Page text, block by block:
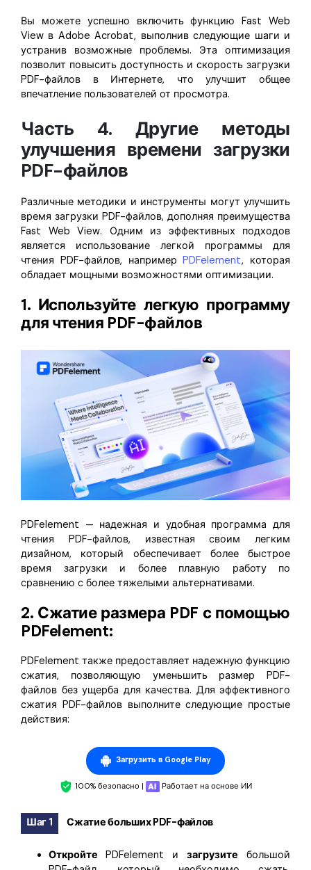
Вы можете успешно включить функцию Fast Web
View в Adobe Acrobat, выполнив следующие шаги и
устранив возможные проблемы. Эта оптимизация
позволит повысить доступность и скорость загрузки
PDF-файлов в Интернете, что улучшит общее
впечатление пользователей от просмотра.
Часть 4. Другие методы
улучшения времени загрузки
PDF-файлов
Различные методики и инструменты могут улучшить
время загрузки PDF-файлов, дополняя преимущества
Fast Web View. Одним из эффективных подходов
является использование легкой программы для
чтения PDF-файлов, например PDFelement, которая
обладает мощными возможностями оптимизации.
1. Используйте легкую программу
для чтения PDF-файлов
PDFelement — надежная и удобная программа для
чтения PDF-файлов, известная своим легким
дизайном, который обеспечивает более быстрое
время загрузки и более плавную работу по
сравнению с более тяжелыми альтернативами.
2. Сжатие размера PDF с помощью
PDFelement:
PDFelement также предоставляет надежную функцию
сжатия, позволяющую уменьшить размер PDF-
файлов без ущерба для качества. Для эффективного
сжатия PDF-файлов выполните следующие простые
действия:
Загрузить в Google Play
100% безопасно | Работает на основе ИИ
Шаг 1 Сжатие больших PDF-файлов
Откройте PDFelement и загрузите большой